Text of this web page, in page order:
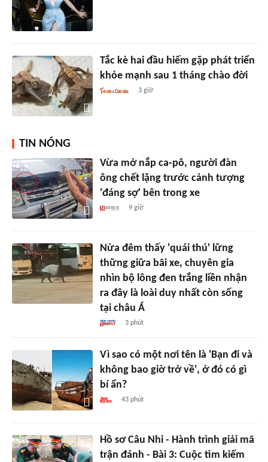
Tắc kè hai đầu hiếm gặp phát triển
khỏe mạnh sau 1 tháng chào đời
3 giờ
TIN NÓNG
Vừa mở nắp ca-pô, người đàn
ông chết lặng trước cảnh tượng
'đáng sợ' bên trong xe
9 giờ
Nửa đêm thấy 'quái thú' lững
thững giữa bãi xe, chuyên gia
nhìn bộ lông đen trắng liền nhận
ra đây là loài duy nhất còn sống
tại châu Á
3 phút
Vì sao có một nơi tên là 'Bạn đi và
không bao giờ trở về', ở đó có gì
bí ẩn?
43 phút
Hồ sơ Câu Nhi - Hành trình giải mã
trận đánh - Bài 3: Cuộc tìm kiếm